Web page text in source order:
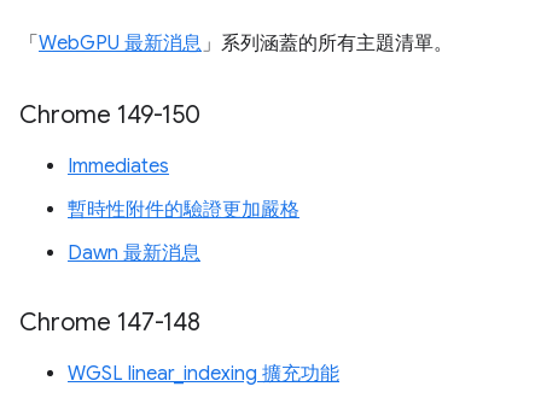
「 WebGPU 最新消息」系列涵蓋的所有主題清單。
Chrome 149-150
Immediates
暫時性附件的驗證更加嚴格
Dawn 最新消息
Chrome 147-148
WGSL linear_indexing 擴充功能